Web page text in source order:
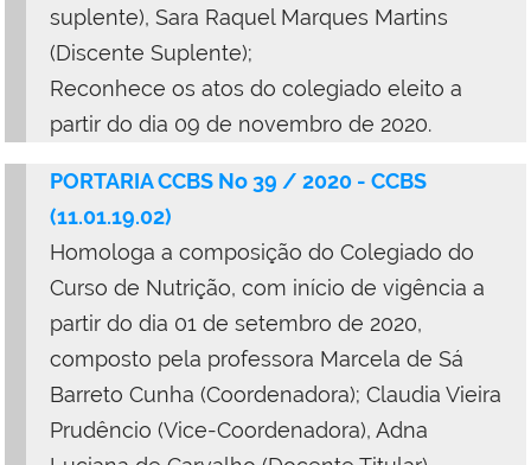
suplente), Sara Raquel Marques Martins
(Discente Suplente);
Reconhece os atos do colegiado eleito a
partir do dia 09 de novembro de 2020.
PORTARIA CCBS No 39 / 2020 - CCBS
(11.01.19.02)
Homologa a composição do Colegiado do
Curso de Nutrição, com início de vigência a
partir do dia 01 de setembro de 2020,
composto pela professora Marcela de Sá
Barreto Cunha (Coordenadora); Claudia Vieira
Prudêncio (Vice-Coordenadora), Adna